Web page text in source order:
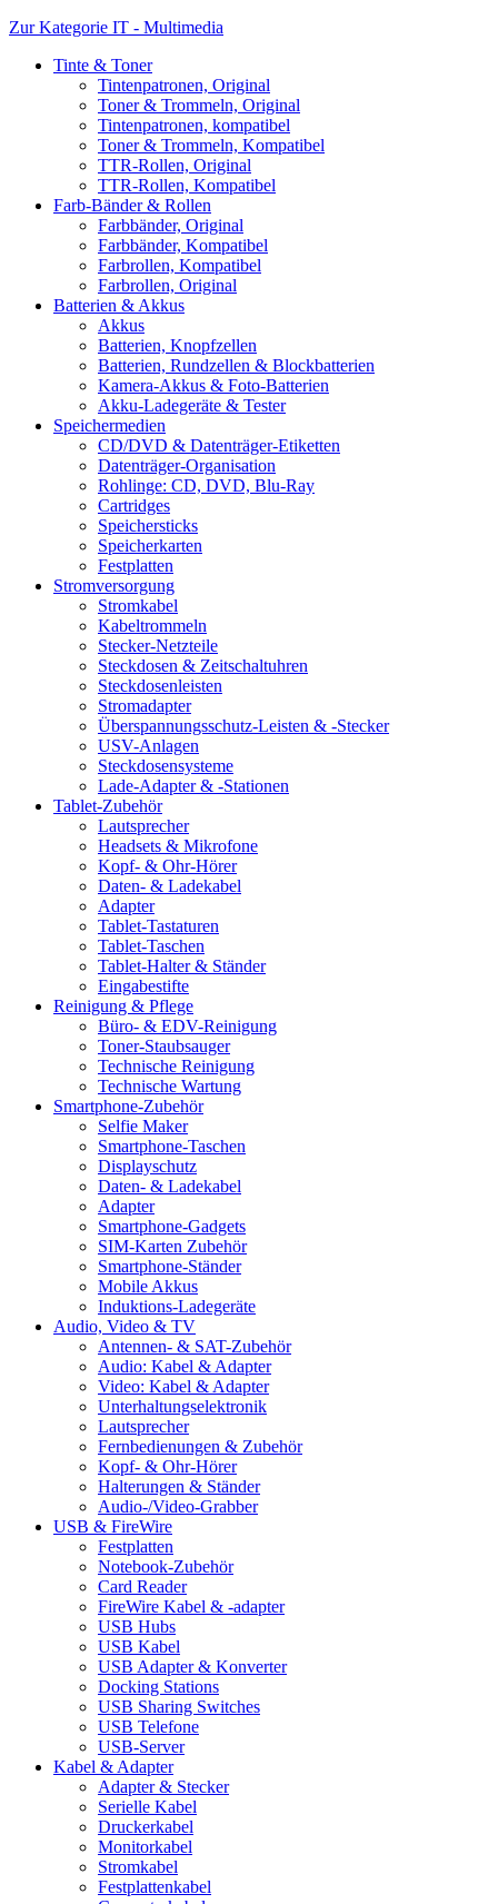
Zur Kategorie IT - Multimedia
Tinte & Toner
Tintenpatronen, Original
Toner & Trommeln, Original
Tintenpatronen, kompatibel
Toner & Trommeln, Kompatibel
TTR-Rollen, Original
TTR-Rollen, Kompatibel
Farb-Bänder & Rollen
Farbbänder, Original
Farbbänder, Kompatibel
Farbrollen, Kompatibel
Farbrollen, Original
Batterien & Akkus
Akkus
Batterien, Knopfzellen
Batterien, Rundzellen & Blockbatterien
Kamera-Akkus & Foto-Batterien
Akku-Ladegeräte & Tester
Speichermedien
CD/DVD & Datenträger-Etiketten
Datenträger-Organisation
Rohlinge: CD, DVD, Blu-Ray
Cartridges
Speichersticks
Speicherkarten
Festplatten
Stromversorgung
Stromkabel
Kabeltrommeln
Stecker-Netzteile
Steckdosen & Zeitschaltuhren
Steckdosenleisten
Stromadapter
Überspannungsschutz-Leisten & -Stecker
USV-Anlagen
Steckdosensysteme
Lade-Adapter & -Stationen
Tablet-Zubehör
Lautsprecher
Headsets & Mikrofone
Kopf- & Ohr-Hörer
Daten- & Ladekabel
Adapter
Tablet-Tastaturen
Tablet-Taschen
Tablet-Halter & Ständer
Eingabestifte
Reinigung & Pflege
Büro- & EDV-Reinigung
Toner-Staubsauger
Technische Reinigung
Technische Wartung
Smartphone-Zubehör
Selfie Maker
Smartphone-Taschen
Displayschutz
Daten- & Ladekabel
Adapter
Smartphone-Gadgets
SIM-Karten Zubehör
Smartphone-Ständer
Mobile Akkus
Induktions-Ladegeräte
Audio, Video & TV
Antennen- & SAT-Zubehör
Audio: Kabel & Adapter
Video: Kabel & Adapter
Unterhaltungselektronik
Lautsprecher
Fernbedienungen & Zubehör
Kopf- & Ohr-Hörer
Halterungen & Ständer
Audio-/Video-Grabber
USB & FireWire
Festplatten
Notebook-Zubehör
Card Reader
FireWire Kabel & -adapter
USB Hubs
USB Kabel
USB Adapter & Konverter
Docking Stations
USB Sharing Switches
USB Telefone
USB-Server
Kabel & Adapter
Adapter & Stecker
Serielle Kabel
Druckerkabel
Monitorkabel
Stromkabel
Festplattenkabel